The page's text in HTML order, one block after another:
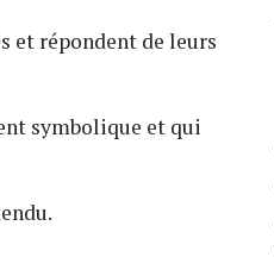
et répondent de leurs
symbolique et qui